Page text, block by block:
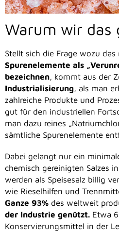
Warum wir das
Stellt sich die Frage wozu
Spurenelemente als
bezeichnen, kommt aus der
Industrialisierung, als man
zahlreiche Produkte und
gut für den industriellen
man dazu reines
sämtliche Spurenelemente
Dabei gelangt nur ein
chemisch gereinigten Salzes
werden als Speisesalz billig
wie Rieselhilfen und
Ganze 93% des weltweit
der Industrie genützt. Etwa
Konservierungsmittel in der